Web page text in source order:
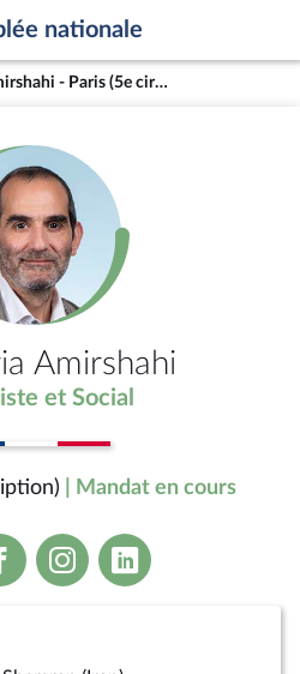
nationale
M. Pouria Amirshahi - Paris (5e circonscription)
Amirshahi
et Social
| Mandat en cours
Voir
la
Voir
la